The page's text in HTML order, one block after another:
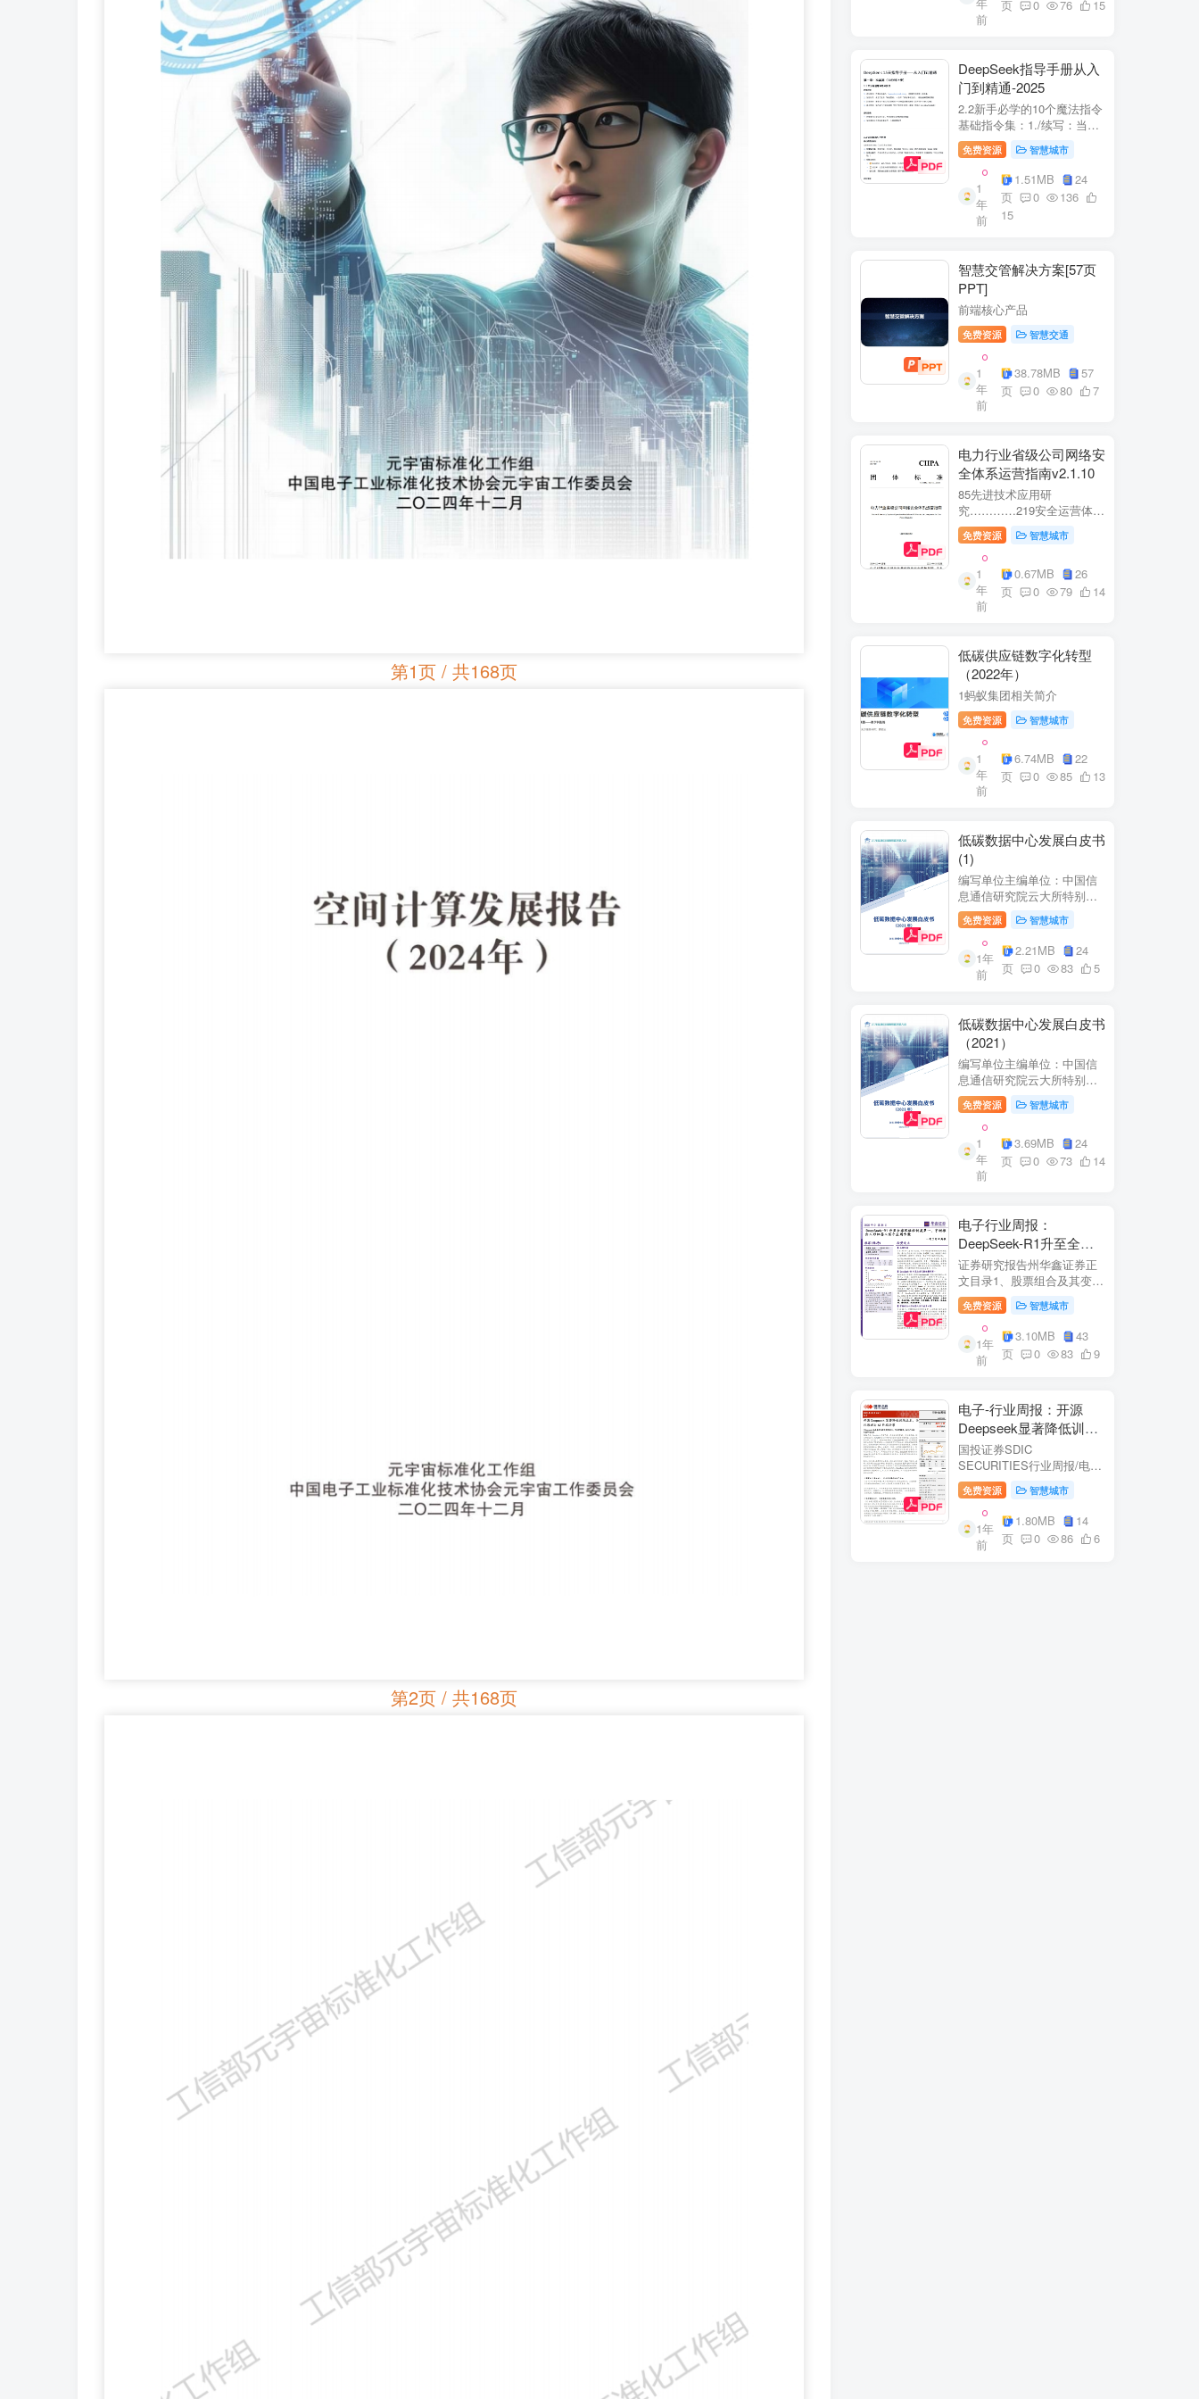
第1页 / 共168页
第2页 / 共168页
+医疗企业案例分析5中国互
联网+医疗...
年
前
页 0 76 15
DeepSeek指导手册从入
门到精通-2025
2.2新手必学的10个魔法指令
基础指令集：1./续写：当回
答中断时自动继续生成2./简
化：将复杂内容转换成大白
话3./示例：要求展示实际案
例（特别是写代码时）4./步
骤：让AI分步骤指导操作流
程5./检...
免费资源 智慧城市
1
年
前
1.51MB
24
页
0
136
15
智慧交管解决方案[57页
PPT]
前端核心产品
免费资源 智慧交通
1
年
前
38.78MB
57
页
0 80 7
电力行业省级公司网络安
全体系运营指南v2.1.10
85先进技术应用研
究…………219安全运营体
系……2291网络安全运
营..2292业务安全运
营.......249.3网络与业务安全
联动.·26
免费资源 智慧城市
1
年
前
0.67MB
26
页
0 79 14
低碳供应链数字化转型
（2022年）
1蚂蚁集团相关简介
免费资源 智慧城市
1
年
前
6.74MB
22
页
0 85 13
低碳数据中心发展白皮书
(1)
编写单位主编单位：中国信
息通信研究院云大所特别鸣
谢：百度、阿里巴巴、腾
讯、中金数据、秦淮数据、
万国数据、河北省凤凰谷零
碳发展研究院、绿色和平等
单位的大力支持。
免费资源 智慧城市
1年
前
2.21MB
24
页
0 83 5
低碳数据中心发展白皮书
（2021）
编写单位主编单位：中国信
息通信研究院云大所特别鸣
谢：百度、阿里巴巴、腾
讯、中金数据、秦准数据、
万国数据、河北省凤凰谷零
碳发展研究院、绿色和平等
单位的大力支持。
免费资源 智慧城市
1
年
前
3.69MB
24
页
0 73 14
电子行业周报：
DeepSeek-R1升至全球
风格控制类第一，宇树推
出人形机器人首个应用方
案
证券研究报告州华鑫证券正
文目录1、股票组合及其变
化.51.1、本周重点推荐及推
荐组...51.2、海外龙头一
览。62、周度行情分析及展
望.…82.1、周涨幅排行…
2.2、行业重点公司估值水平
免费资源 智慧城市
1年
前
3.10MB
43
页
0 83 9
电子-行业周报：开源
Deepseek显著降低训练
成本，关注推理与AI终端
进展
国投证券SDIC
SECURITIES行业周报/电于
目内容目录1.本周新闻一
览.42.行业数据跟踪.…62.1.
半导体：半导体行业：两大
收购事件来袭...62.2.SiC:8家
碳化硅相关企业完成融
免费资源 智慧城市
1年
前
1.80MB
14
页
0 86 6